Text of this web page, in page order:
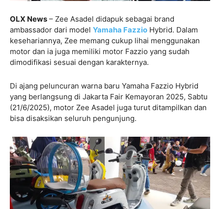
OLX News – Zee Asadel didapuk sebagai brand
ambassador dari model Yamaha Fazzio Hybrid. Dalam
kesehariannya, Zee memang cukup lihai menggunakan
motor dan ia juga memiliki motor Fazzio yang sudah
dimodifikasi sesuai dengan karakternya.
Di ajang peluncuran warna baru Yamaha Fazzio Hybrid
yang berlangsung di Jakarta Fair Kemayoran 2025, Sabtu
(21/6/2025), motor Zee Asadel juga turut ditampilkan dan
bisa disaksikan seluruh pengunjung.